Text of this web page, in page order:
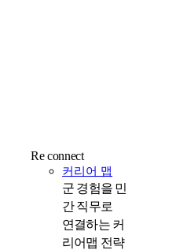
Re connect
커리어 맵
군 경험을 민
간 직무로
연결하는 커
리어맵 전략